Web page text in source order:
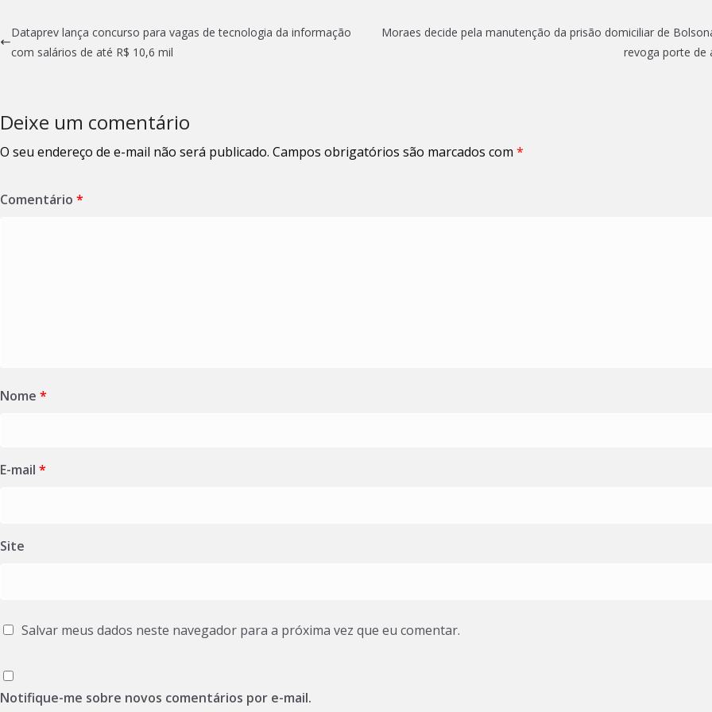
Dataprev lança concurso para vagas de tecnologia da informação
com salários de até R$ 10,6 mil
Moraes decide pela manutenção da prisão domiciliar de
revoga porte de
Deixe um comentário
O seu endereço de e-mail não será publicado. Campos obrigatórios são marcados com *
Comentário *
Nome *
E-mail *
Site
Salvar meus dados neste navegador para a próxima vez que eu comentar.
Notifique-me sobre novos comentários por e-mail.